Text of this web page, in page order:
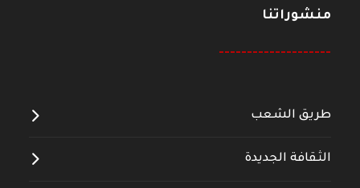
منشوراتنا
--------------------
طريق الشعب
الثقافة الجديدة